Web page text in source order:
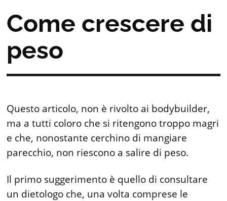
Come crescere di
peso
Questo articolo, non è rivolto ai bodybuilder,
ma a tutti coloro che si ritengono troppo magri
e che, nonostante cerchino di mangiare
parecchio, non riescono a salire di peso.
Il primo suggerimento è quello di consultare
un dietologo che, una volta comprese le